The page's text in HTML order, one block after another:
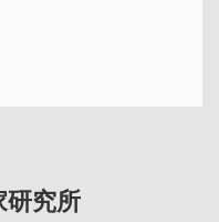
研究所